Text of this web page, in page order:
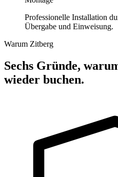
Professionelle Installation
Übergabe und Einweisung.
Warum Zitberg
Sechs Gründe,
wieder buchen.